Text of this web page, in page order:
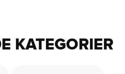
KATEGORIER